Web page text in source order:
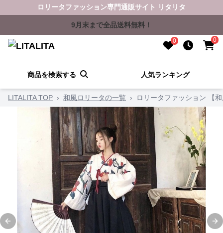
ロリータファッション専門通販サイト リタリタ
9月末まで全品送料無料！
0 0
商品を検索する 人気ランキング
LITALITA TOP › 和風ロリータの一覧 › ロリータファッション 【
Previous slide